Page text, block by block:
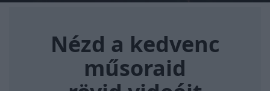
Nézd a kedvenc
műsoraid